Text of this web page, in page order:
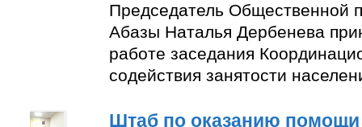
Председатель Общественной
Абазы Наталья Дербенева
работе заседания
содействия занятости
Штаб по оказанию помощи